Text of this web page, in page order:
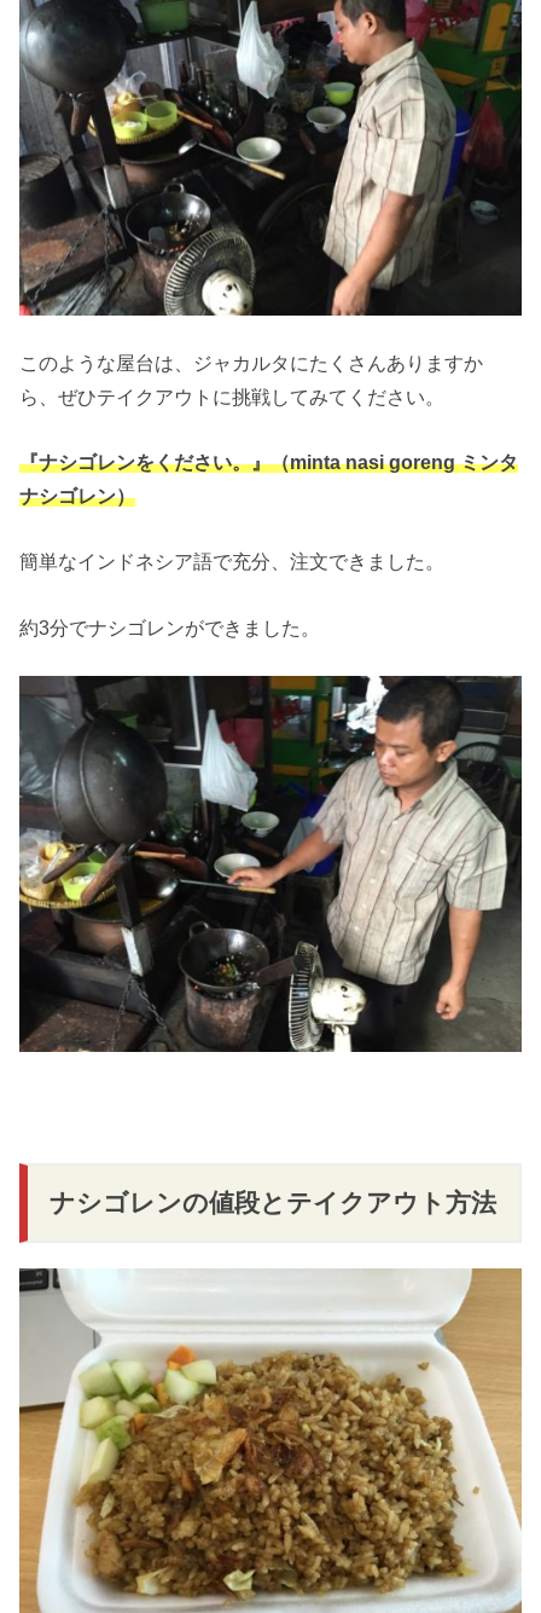
このような屋台は、ジャカルタにたくさんありますか
ら、ぜひテイクアウトに挑戦してみてください。
『ナシゴレンをください。』（minta nasi goreng ミンタ
ナシゴレン）
簡単なインドネシア語で充分、注文できました。
約3分でナシゴレンができました。
ナシゴレンの値段とテイクアウト方法